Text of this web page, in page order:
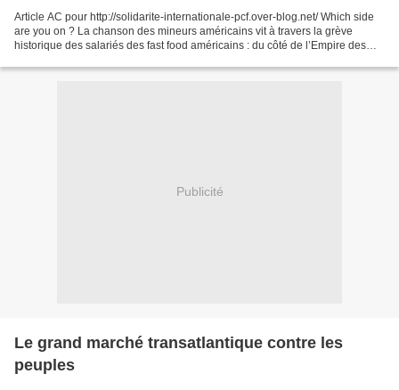
Article AC pour http://solidarite-internationale-pcf.over-blog.net/ Which side
are you on ? La chanson des mineurs américains vit à travers la grève
historique des salariés des fast food américains : du côté de l’Empire des
Publicité
Le grand marché transatlantique contre les
peuples